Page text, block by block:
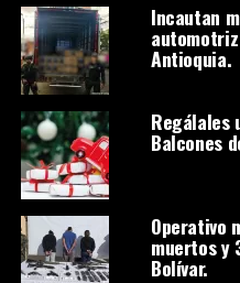
Incautan
Antioquia.
Regálales
Balcones
Operativo
muertos y
Bolívar.